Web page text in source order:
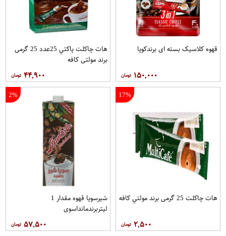
قهوه کلاسيک بسته ای برندکوپا
۱۵۰,۰۰۰
هات چاکلت پاکتي 25عدد 25 گرمی
برند مولتي کافه
۴۴,۹۰۰
17%
هات چاکلت 25 گرمی برند مولتي کافه
۲,۵۰۰
2%
شیرسویا قهوه مقدار 1
لیتربرندمانداسوی
۵۷,۵۰۰